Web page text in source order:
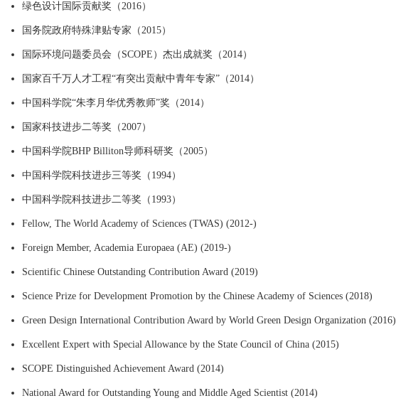
绿色设计国际贡献奖（2016）
国务院政府特殊津贴专家（2015）
国际环境问题委员会（SCOPE）杰出成就奖（2014）
国家百千万人才工程“有突出贡献中青年专家”（2014）
中国科学院“朱李月华优秀教师”奖（2014）
国家科技进步二等奖（2007）
中国科学院BHP Billiton导师科研奖（2005）
中国科学院科技进步三等奖（1994）
中国科学院科技进步二等奖（1993）
Fellow, The World Academy of Sciences (TWAS) (2012-)
Foreign Member, Academia Europaea (AE) (2019-)
Scientific Chinese Outstanding Contribution Award (2019)
Science Prize for Development Promotion by the Chinese Academy of Sciences (2018)
Green Design International Contribution Award by World Green Design Organization (2016)
Excellent Expert with Special Allowance by the State Council of China (2015)
SCOPE Distinguished Achievement Award (2014)
National Award for Outstanding Young and Middle Aged Scientist (2014)